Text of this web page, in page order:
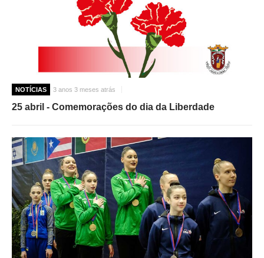
NOTÍCIAS 3 anos 3 meses atrás
25 abril - Comemorações do dia da Liberdade